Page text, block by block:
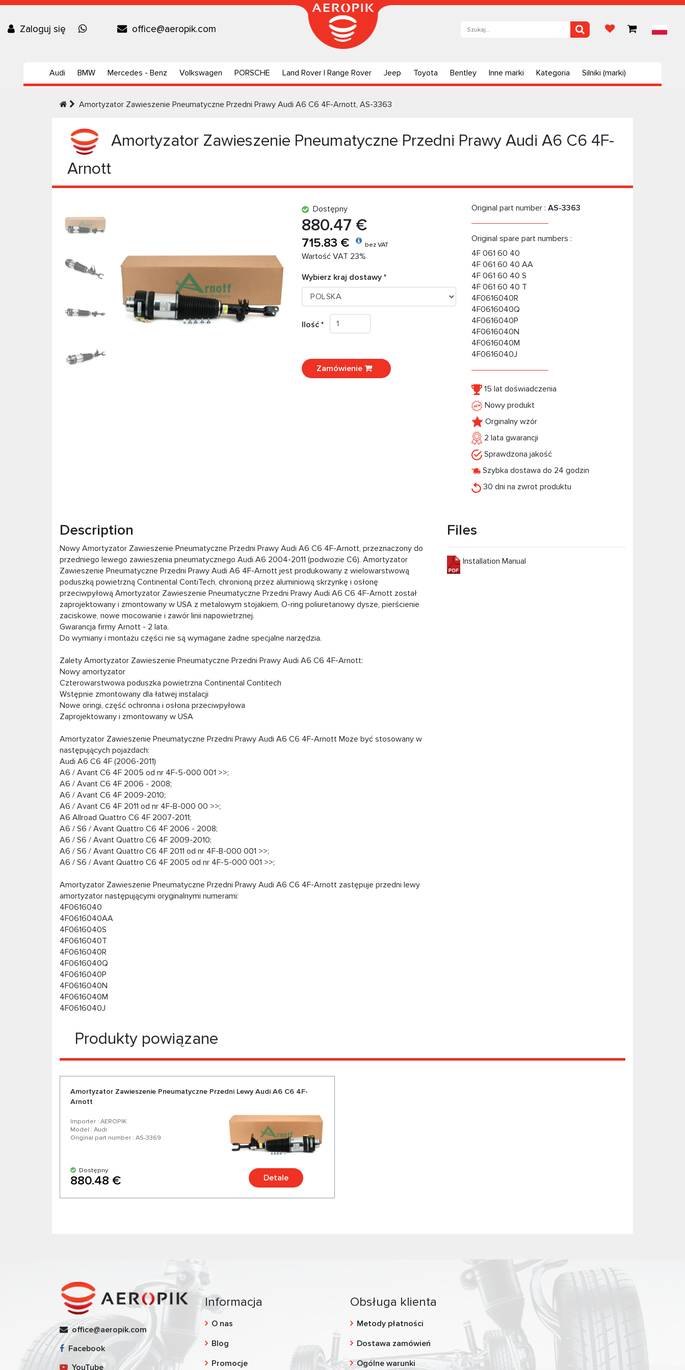
Zaloguj się office@aeropik.com
Audi BMW Mercedes - Benz Volkswagen PORSCHE Land Rover | Range Rover Jeep Toyota Bentley Inne marki Kategoria Silniki (marki)
Amortyzator Zawieszenie Pneumatyczne Przedni Prawy Audi A6 C6 4F-Arnott, AS-3363
Amortyzator Zawieszenie Pneumatyczne Przedni Prawy Audi A6 C6 4F-
Arnott
Dostępny
880.47 €
715.83 € bez VAT
Wartość VAT 23%
Wybierz kraj dostawy *
Ilość *
Zamówienie
Original part number : AS-3363
Original spare part numbers :
4F 061 60 40
4F 061 60 40 AA
4F 061 60 40 S
4F 061 60 40 T
4F0616040R
4F0616040Q
4F0616040P
4F0616040N
4F0616040M
4F0616040J
15 lat doświadczenia
Nowy produkt
Orginalny wzór
2 lata gwarancji
Sprawdzona jakość
Szybka dostawa do 24 godzin
30 dni na zwrot produktu
Description
Nowy Amortyzator Zawieszenie Pneumatyczne Przedni Prawy Audi A6 C6 4F-Arnott, przeznaczony do
przedniego lewego zawieszenia pneumatycznego Audi A6 2004-2011 (podwozie C6). Amortyzator
Zawieszenie Pneumatyczne Przedni Prawy Audi A6 4F-Arnott jest produkowany z wielowarstwową
poduszką powietrzną Continental ContiTech, chronioną przez aluminiową skrzynkę i osłonę
przeciwpyłową Amortyzator Zawieszenie Pneumatyczne Przedni Prawy Audi A6 C6 4F-Arnott został
zaprojektowany i zmontowany w USA z metalowym stojakiem, O-ring poliuretanowy dysze, pierścienie
zaciskowe, nowe mocowanie i zawór linii napowietrznej.
Gwarancja firmy Arnott - 2 lata.
Do wymiany i montażu części nie są wymagane żadne specjalne narzędzia.
Zalety Amortyzator Zawieszenie Pneumatyczne Przedni Prawy Audi A6 C6 4F-Arnott:
Nowy amortyzator
Czterowarstwowa poduszka powietrzna Continental Contitech
Wstępnie zmontowany dla łatwej instalacji
Nowe oringi, część ochronna i osłona przeciwpyłowa
Zaprojektowany i zmontowany w USA
Amortyzator Zawieszenie Pneumatyczne Przedni Prawy Audi A6 C6 4F-Arnott Może być stosowany w
następujących pojazdach:
Audi A6 C6 4F (2006-2011)
A6 / Avant C6 4F 2005 od nr 4F-5-000 001 >>;
A6 / Avant C6 4F 2006 - 2008;
A6 / Avant C6 4F 2009-2010;
A6 / Avant C6 4F 2011 od nr 4F-B-000 00 >>;
A6 Allroad Quattro C6 4F 2007-2011;
A6 / S6 / Avant Quattro C6 4F 2006 - 2008;
A6 / S6 / Avant Quattro C6 4F 2009-2010;
A6 / S6 / Avant Quattro C6 4F 2011 od nr 4F-B-000 001 >>;
A6 / S6 / Avant Quattro C6 4F 2005 od nr 4F-5-000 001 >>;
Amortyzator Zawieszenie Pneumatyczne Przedni Prawy Audi A6 C6 4F-Arnott zastępuje przedni lewy
amortyzator następującymi oryginalnymi numerami:
4F0616040
4F0616040AA
4F0616040S
4F0616040T
4F0616040R
4F0616040Q
4F0616040P
4F0616040N
4F0616040M
4F0616040J
Files
Installation Manual
Produkty powiązane
Amortyzator Zawieszenie Pneumatyczne Przedni Lewy Audi A6 C6 4F-
Arnott
Importer : AEROPIK
Model : Audi
Original part number : AS-3369
Dostępny
880.48 € Detale
office@aeropik.com
Facebook
YouTube
Informacja
O nas
Blog
Promocje
Obsługa klienta
Metody płatności
Dostawa zamówień
Ogólne warunki